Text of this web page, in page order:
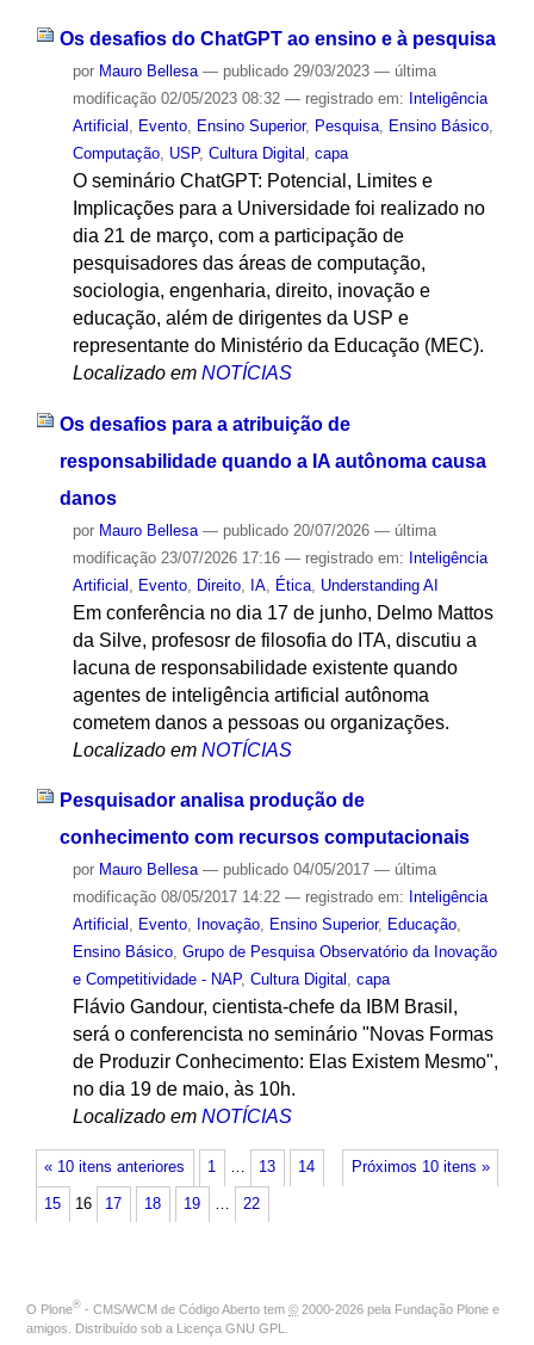
Os desafios do ChatGPT ao ensino e à pesquisa
por Mauro Bellesa — publicado29/03/2023 — última
modificação02/05/2023 08:32 — registrado em: Inteligência
Artificial
Evento, Ensino Superior, Pesquisa, Ensino Básico,
Computação, USP, Cultura Digital capa
O seminário ChatGPT: Potencial, Limites e
Implicações para a Universidade foi realizado no
dia 21 de março, com a participação de
pesquisadores das áreas de computação,
sociologia, engenharia, direito, inovação e
educação, além de dirigentes da USP e
representante do Ministério da Educação (MEC).
Localizado em NOTÍCIAS
Os desafios para a atribuição de
responsabilidade quando a IA autônoma causa
danos
por Mauro Bellesa — publicado20/07/2026 — última
modificação23/07/2026 17:16 — registrado em: Inteligência
Artificial
Evento, Direito, IA, Ética, Understanding AI
Em conferência no dia 17 de junho, Delmo Mattos
da Silve, profesosr de filosofia do ITA, discutiu a
lacuna de responsabilidade existente quando
agentes de inteligência artificial autônoma
cometem danos a pessoas ou organizações.
Localizado em NOTÍCIAS
Pesquisador analisa produção de
conhecimento com recursos computacionais
por Mauro Bellesa — publicado04/05/2017 — última
modificação08/05/2017 14:22 — registrado em: Inteligência
Artificial , Evento, Inovação, Ensino Superior, Educação,
Ensino Básico, Grupo de Pesquisa Observatório da Inovação
e Competitividade - NAP, Cultura Digital , capa
Flávio Gandour, cientista-chefe da IBM Brasil,
será o conferencista no seminário "Novas Formas
de Produzir Conhecimento: Elas Existem Mesmo",
no dia 19 de maio, às 10h.
Localizado em NOTÍCIAS
« 10 itens anteriores Próximos 10 itens »
1 … 13 14
15 16 17 18 19 … 22
O Plone® - CMS/WCM de Código Aberto tem © 2000-2026 pela Fundação Plone e
amigos. Distribuído sob a Licença GNU GPL